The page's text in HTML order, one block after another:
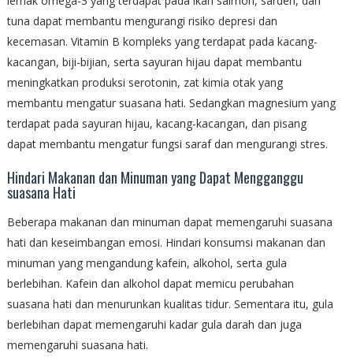
tuna dapat membantu mengurangi risiko depresi dan
kecemasan. Vitamin B kompleks yang terdapat pada kacang-
kacangan, biji-bijian, serta sayuran hijau dapat membantu
meningkatkan produksi serotonin, zat kimia otak yang
membantu mengatur suasana hati. Sedangkan magnesium yang
terdapat pada sayuran hijau, kacang-kacangan, dan pisang
dapat membantu mengatur fungsi saraf dan mengurangi stres.
Hindari Makanan dan Minuman yang Dapat Mengganggu
suasana Hati
Beberapa makanan dan minuman dapat memengaruhi suasana
hati dan keseimbangan emosi. Hindari konsumsi makanan dan
minuman yang mengandung kafein, alkohol, serta gula
berlebihan. Kafein dan alkohol dapat memicu perubahan
suasana hati dan menurunkan kualitas tidur. Sementara itu, gula
berlebihan dapat memengaruhi kadar gula darah dan juga
memengaruhi suasana hati.